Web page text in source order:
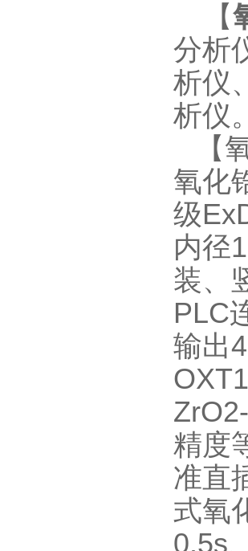
【
分析
析仪
析仪
【
氧化
级
内径
装、
PLC
输出
精度
准直
式氧
0.5s